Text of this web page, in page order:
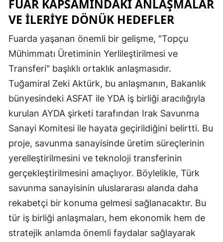
FUAR KAPSAMINDAKI ANLAŞMALAR
VE İLERIYE DÖNÜK HEDEFLER
Fuarda yaşanan önemli bir gelişme, "Topçu
Mühimmatı Üretiminin Yerlileştirilmesi ve
Transferi" başlıklı ortaklık anlaşmasıdır.
Tuğamiral Zeki Aktürk, bu anlaşmanın, Bakanlık
bünyesindeki ASFAT ile YDA iş birliği aracılığıyla
kurulan AYDA şirketi tarafından Irak Savunma
Sanayi Komitesi ile hayata geçirildiğini belirtti. Bu
proje, savunma sanayisinde üretim süreçlerinin
yerelleştirilmesini ve teknoloji transferinin
gerçekleştirilmesini amaçlıyor. Böylelikle, Türk
savunma sanayisinin uluslararası alanda daha
rekabetçi bir konuma gelmesi sağlanacaktır. Bu
tür iş birliği anlaşmaları, hem ekonomik hem de
stratejik anlamda önemli faydalar sağlayarak